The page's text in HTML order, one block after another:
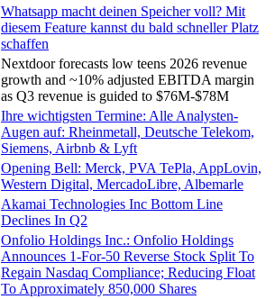
Whatsapp macht deinen Speicher voll? Mit
diesem Feature kannst du bald schneller Platz
schaffen
Nextdoor forecasts low teens 2026 revenue
growth and ~10% adjusted EBITDA margin
as Q3 revenue is guided to $76M-$78M
Ihre wichtigsten Termine: Alle Analysten-
Augen auf: Rheinmetall, Deutsche Telekom,
Siemens, Airbnb & Lyft
Opening Bell: Merck, PVA TePla, AppLovin,
Western Digital, MercadoLibre, Albemarle
Akamai Technologies Inc Bottom Line
Declines In Q2
Onfolio Holdings Inc.: Onfolio Holdings
Announces 1-For-50 Reverse Stock Split To
Regain Nasdaq Compliance; Reducing Float
To Approximately 850,000 Shares